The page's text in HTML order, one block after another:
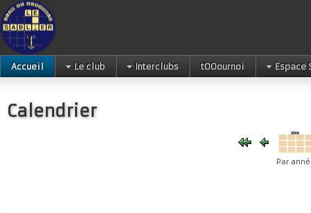
Accueil Le club Interclubs tOOournoi Espace
Calendrier
Par